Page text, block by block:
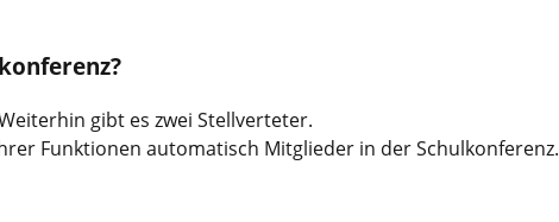
gibt es zwei Stellverteter.
Funktionen automatisch Mitglieder in der Schulkonferenz.